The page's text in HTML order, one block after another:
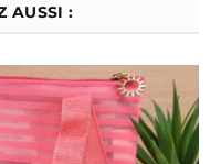
AUSSI :